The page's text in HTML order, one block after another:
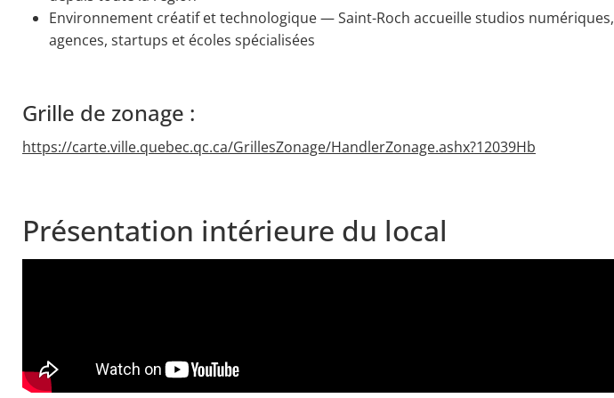
Environnement créatif et technologique — Saint-Roch accueille studios numériques,
agences, startups et écoles spécialisées
Grille de zonage :
https://carte.ville.quebec.qc.ca/GrillesZonage/HandlerZonage.ashx?12039Hb
Présentation intérieure du local